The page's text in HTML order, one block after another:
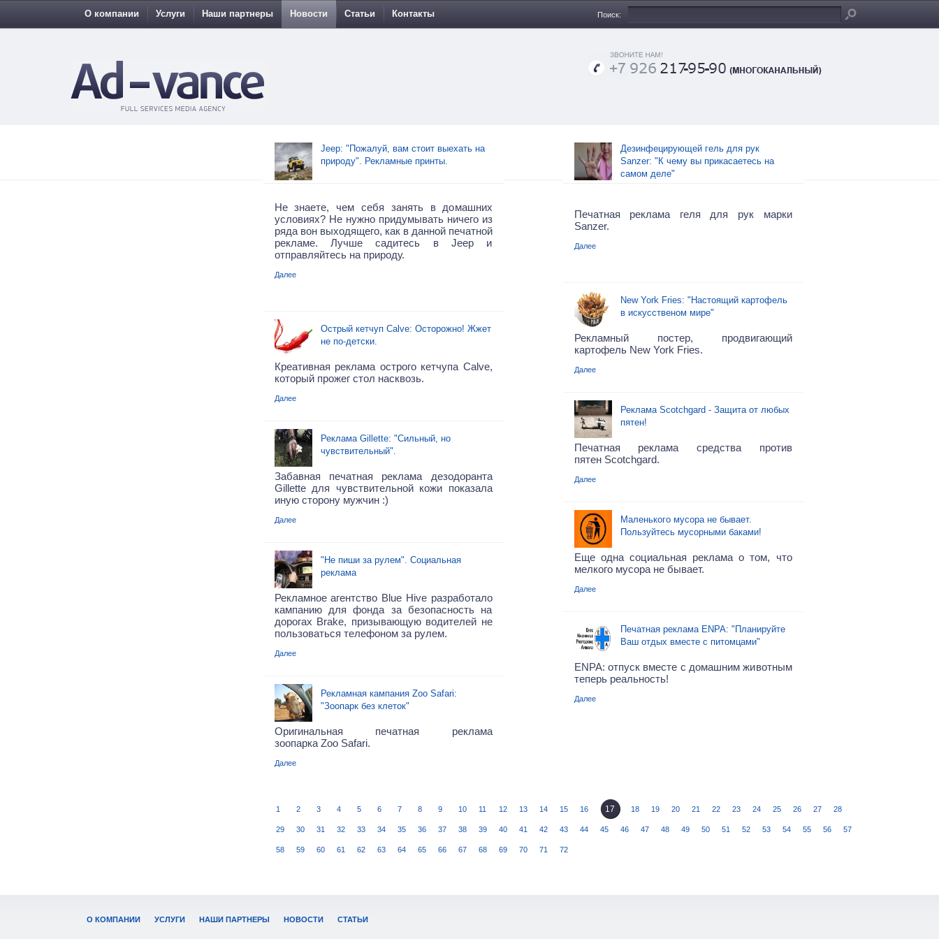
О компании Услуги Наши партнеры Новости Статьи Контакты Поиск:
Jeep: "Пожалуй, вам стоит выехать на
природу". Рекламные принты.
Не знаете, чем себя занять в домашних
условиях? Не нужно придумывать ничего из
ряда вон выходящего, как в данной печатной
рекламе. Лучше садитесь в Jeep и
отправляйтесь на природу.
Далее
Острый кетчуп Calve: Осторожно! Жжет
не по-детски.
Креативная реклама острого кетчупа Calve,
который прожег стол насквозь.
Далее
Реклама Gillette: "Сильный, но
чувствительный".
Забавная печатная реклама дезодоранта
Gillette для чувствительной кожи показала
иную сторону мужчин :)
Далее
"Не пиши за рулем". Социальная
реклама
Рекламное агентство Blue Hive разработало
кампанию для фонда за безопасность на
дорогах Brake, призывающую водителей не
пользоваться телефоном за рулем.
Далее
Рекламная кампания Zoo Safari:
"Зоопарк без клеток"
Оригинальная печатная реклама
зоопарка Zoo Safari.
Далее
Дезинфецирующей гель для рук
Sanzer: "К чему вы прикасаетесь на
самом деле"
Печатная реклама геля для рук марки
Sanzer.
Далее
New York Fries: "Настоящий картофель
в искусственом мире"
Рекламный постер, продвигающий
картофель New York Fries.
Далее
Реклама Scotchgard - Защита от любых
пятен!
Печатная реклама средства против
пятен Scotchgard.
Далее
Маленького мусора не бывает.
Пользуйтесь мусорными баками!
Еще одна социальная реклама о том, что
мелкого мусора не бывает.
Далее
Печатная реклама ENPA: "Планируйте
Ваш отдых вместе с питомцами"
ENPA: отпуск вместе с домашним животным
теперь реальность!
Далее
1 2 3 4 5 6 7 8 9 10 11 12 13 14 15 16 17 18 19 20 21 22 23 24 25 26 27 28
29 30 31 32 33 34 35 36 37 38 39 40 41 42 43 44 45 46 47 48 49 50 51 52 53 54 55 56 57
58 59 60 61 62 63 64 65 66 67 68 69 70 71 72
О КОМПАНИИ УСЛУГИ НАШИ ПАРТНЕРЫ НОВОСТИ СТАТЬИ